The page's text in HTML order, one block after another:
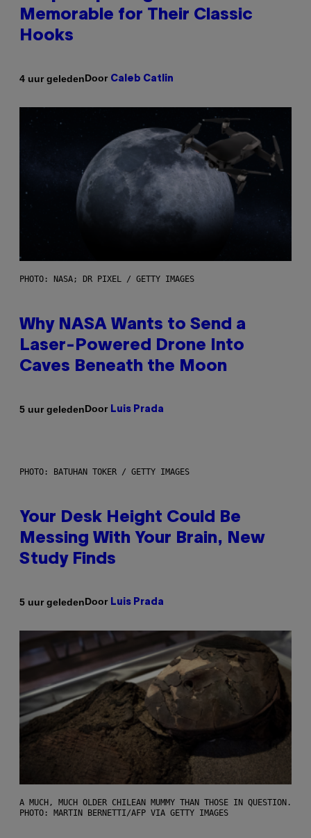
Memorable for Their Classic
Hooks
4 uur geledenDoor Caleb Catlin
PHOTO: NASA; DR PIXEL / GETTY IMAGES
Why NASA Wants to Send a
Laser-Powered Drone Into
Caves Beneath the Moon
5 uur geledenDoor Luis Prada
PHOTO: BATUHAN TOKER / GETTY IMAGES
Your Desk Height Could Be
Messing With Your Brain, New
Study Finds
5 uur geledenDoor Luis Prada
A MUCH, MUCH OLDER CHILEAN MUMMY THAN THOSE IN QUESTION.
PHOTO: MARTIN BERNETTI/AFP VIA GETTY IMAGES